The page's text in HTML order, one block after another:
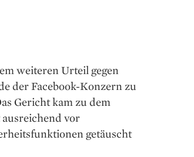
weiteren Urteil gegen
der Facebook-Konzern zu
Gericht kam zu dem
vor
getäuscht